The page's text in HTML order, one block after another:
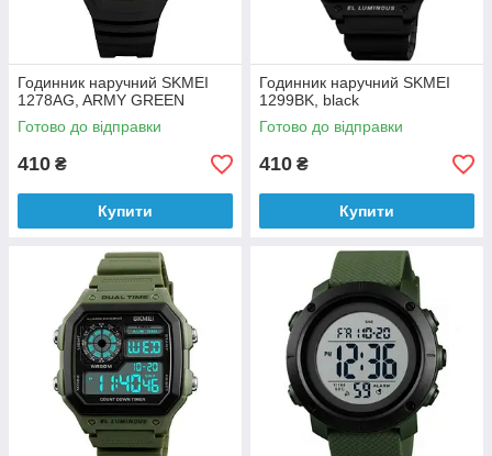
Годинник наручний SKMEI
1278AG, ARMY GREEN
Готово до відправки
410 ₴
Купити
Годинник наручний SKMEI
1299BK, black
Готово до відправки
410 ₴
Купити